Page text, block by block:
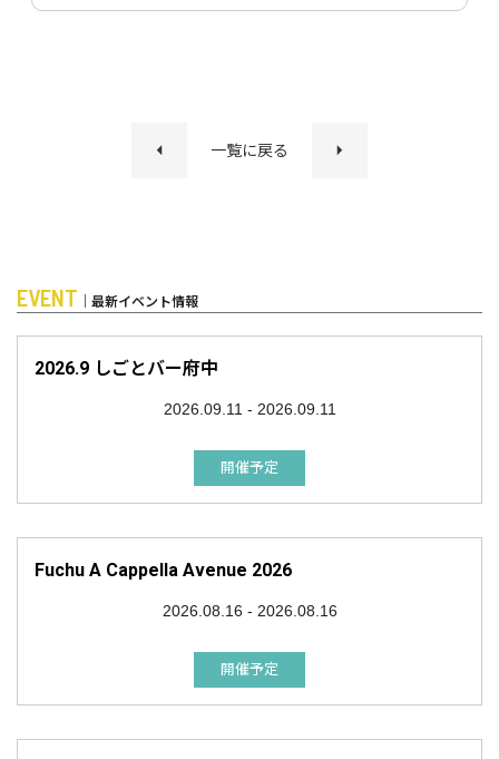
一覧に戻る
EVENT ｜最新イベント情報
2026.9 しごとバー府中
2026.09.11 - 2026.09.11
開催予定
Fuchu A Cappella Avenue 2026
2026.08.16 - 2026.08.16
開催予定